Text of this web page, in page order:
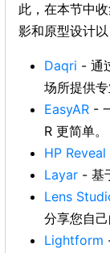
此，在本节中
影和原型设计
Daqri - 通
场所提供专
EasyAR -
R 更简单。
HP Reveal
Layar - 基
Lens
分享您自
Lightform